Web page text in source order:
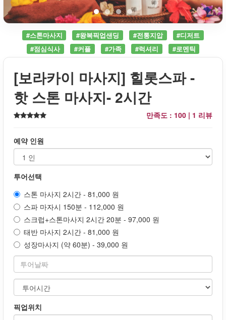
#스톤마사지 #왕복픽업샌딩 #전통지압
#디저트
#점심식사
#커플 #가족 #럭셔리 #로멘틱
[보라카이 마사지] 힐롯스파 -
핫 스톤 마사지- 2시간
만족도 : 100 | 1 리뷰
예약 인원
투어선택
스톤 마사지 2시간 - 81,000 원
스파 마자시 150분 - 112,000 원
스크럽+스톤마사지 2시간 20분 - 97,000 원
태반 마사지 2시간 - 81,000 원
성장마사지 (약 60분) - 39,000 원
픽업위치